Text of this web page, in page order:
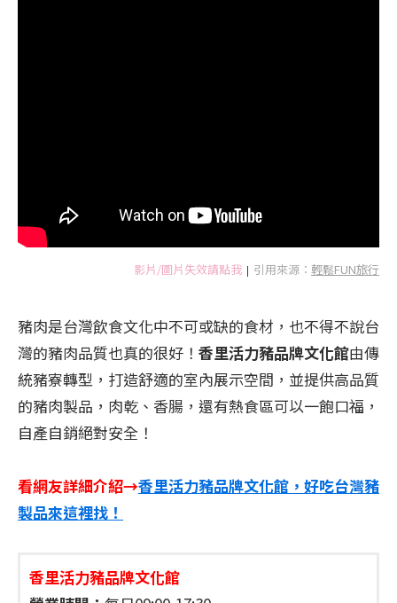
影片/圖片失效請點我 | 引用來源： 輕鬆FUN旅行
豬肉是台灣飲食文化中不可或缺的食材，也不得不說台
灣的豬肉品質也真的很好！ 香里活力豬品牌文化館由傳
統豬寮轉型，打造舒適的室內展示空間，並提供高品質
的豬肉製品，肉乾、香腸，還有熱食區可以一飽口福，
自產自銷絕對安全！
看網友詳細介紹→香里活力豬品牌文化館，好吃台灣豬
製品來這裡找！
香里活力豬品牌文化館